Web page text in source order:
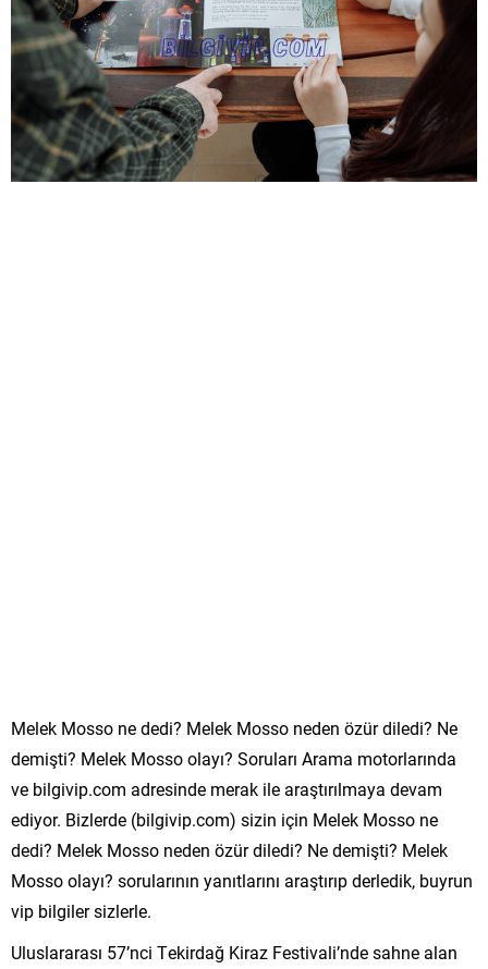
Melek Mosso ne dedi? Melek Mosso neden özür diledi? Ne
demişti? Melek Mosso olayı? Soruları Arama motorlarında
ve bilgivip.com adresinde merak ile araştırılmaya devam
ediyor. Bizlerde (bilgivip.com) sizin için Melek Mosso ne
dedi? Melek Mosso neden özür diledi? Ne demişti? Melek
Mosso olayı? sorularının yanıtlarını araştırıp derledik, buyrun
vip bilgiler sizlerle.
Uluslararası 57’nci Tekirdağ Kiraz Festivali’nde sahne alan